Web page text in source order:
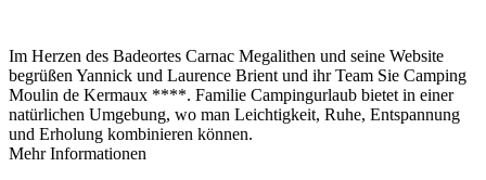
Im Herzen des Badeortes Carnac Megalithen und seine Website
begrüßen Yannick und Laurence Brient und ihr Team Sie Camping
Moulin de Kermaux ****. Familie Campingurlaub bietet in einer
natürlichen Umgebung, wo man Leichtigkeit, Ruhe, Entspannung
und Erholung kombinieren können.
Mehr Informationen